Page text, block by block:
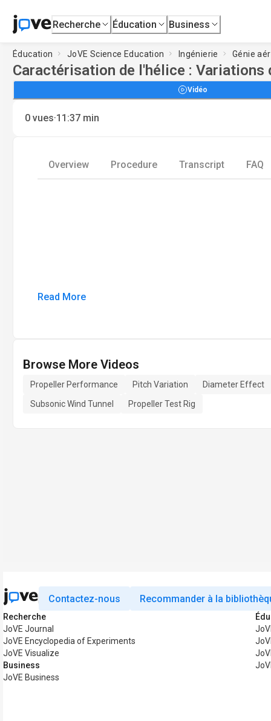
Recherche Éducation Business
Éducation JoVE Science Education Ingénierie Génie
Caractérisation de l'hélice : Variations
Vidéo
0 vues·11:37 min
Overview Procedure Transcript FAQ
Read More
Browse More Videos
Propeller Performance Pitch Variation
Diameter Effect
Subsonic Wind Tunnel
Propeller Test Rig
Contactez-nous Recommander à la
Recherche
JoVE Journal
JoVE Encyclopedia of Experiments
JoVE Visualize
Business
JoVE Business